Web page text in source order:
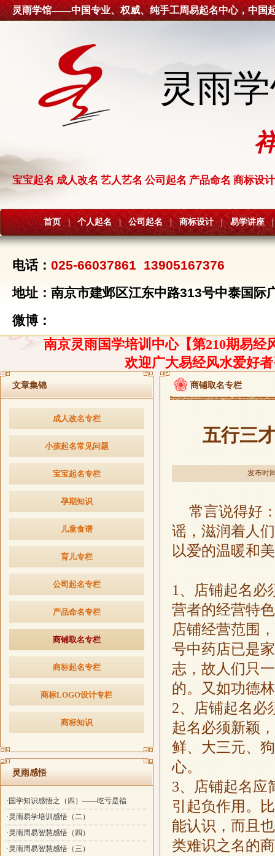
灵雨学馆——中国专业、权威、纯手工周易起名中心，中国
灵雨
宝宝起名 成人改名 艺人艺名 公司起名 产品命名 商标设计
首页 | 个人起名 | 公司起名 | 商标设计 | 易学讲座 |
电话： 025-66037861 13905167376
地址：南京市建邺区江东中路313号中泰国际
微博：
南京灵雨国学培训中心【第210期易经
欢迎广大易经风水爱好
文章集锦
成人改名专栏
小孩起名常见问题
宝宝起名专栏
孕期知识
儿童食谱
育儿专栏
公司起名专栏
产品命名专栏
商铺取名专栏
商标起名专栏
商标LOGO设计专栏
商标知识
灵雨感悟
·国学知识感悟之（四）——吃亏是福
·灵雨易学培训感悟（二）
·灵雨周易智慧感悟（四）
·灵雨周易智慧感悟（三）
商铺取名专栏
五行三
发布时
常言说得好
谣，滋润着人
以爱的温暖和
1 、店铺起名必
营者的经营特
店铺经营范围
号中药店已是
志，故人们只
的。又如功德
2、店铺起名必
起名必须新颖
鲜、大三元、
心。
3、店铺起名应
引起负作用。
能认识，而且
类难识之名的